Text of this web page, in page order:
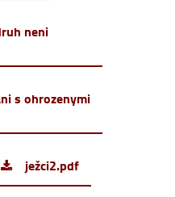
neni
s ohrozenymi
ježci2.pdf